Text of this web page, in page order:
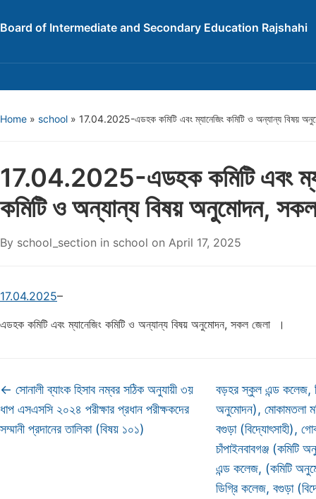
Board of Intermediate and Secondary Education Rajshahi
Home » school » 17.04.2025-এডহক কমিটি এবং ম্যানেজিং কমিটি ও অন্যান্য বিষয়
17.04.2025-এডহক কমিটি এবং
কমিটি ও অন্যান্য বিষয় অনুমোদন,
By school_section in school on April 17, 2025
17.04.2025–
এডহক কমিটি এবং ম্যানেজিং কমিটি ও অন্যান্য বিষয় অনুমোদন, সকল জেলা ।
← সোনালী ব্যাংক হিসাব নম্বর সঠিক অনুযায়ী ৩য়
ধাপ এসএসসি ২০২৪ পরীক্ষার প্রধান পরীক্ষকদের
সম্মানী প্রদানের তালিকা (বিষয় ১০১)
বড়হর স্কুল এন্ড কলেজ,
অনুমোদন), মোকামতলা
বগুড়া (বিদ্যোৎসাহী),
চাঁপাইনবাবগঞ্জ (কমিটি
এন্ড কলেজ, (কমিটি
ডিগ্রি কলেজ, বগুড়া